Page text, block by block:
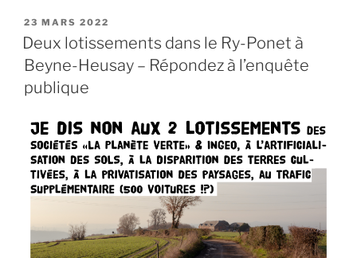
PUBLIÉ
LE
23 MARS 2022
Deux lotissements dans le Ry-Ponet à
Beyne-Heusay – Répondez à l’enquête
publique